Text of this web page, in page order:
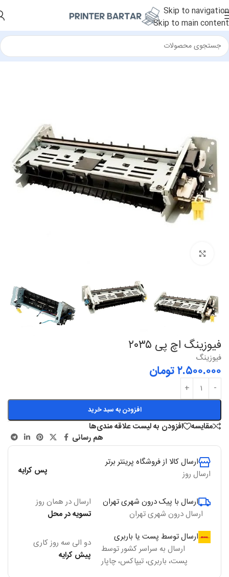
Skip to navigation
Skip to main content
خانه/قطعات جانبی/فیوزینگ
فیوزینگ اچ‌ پی ۲۰۳۵
فیوزینگ
۲.۵۰۰.۰۰۰تومان
افزودن به سبد خرید
مقایسه
افزودن به لیست علاقه مندی‌ها
هم رسانی
ارسال کالا از فروشگاه پرینتر برتر
ارسال روز
پس کرایه
ارسال با پیک درون شهری تهران
ارسال درون شهری تهران
ارسال در همان روز
تسویه در محل
ارسال توسط پست یا باربری
ارسال به سراسر کشور توسط
پست، باربری، تیپاکس، چاپار
دو الی سه روز کاری
پیش کرایه